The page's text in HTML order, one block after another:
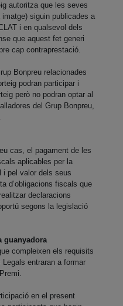
autoritza que les seves
siguin publicades a
i en qualsevol dels
que aquest fet generi
cap contraprestació.
Bonpreu relacionades
podran participar i
però no podran optar al
del Grup Bonpreu,
cas, el pagament de les
aplicables per la
i pel valor dels seus
d’obligacions fiscals que
declaracions
segons la legislació
guanyadora
compleixen els requisits
entraran a formar
en el present